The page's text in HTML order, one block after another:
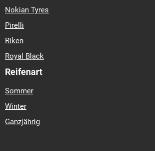
Nokian Tyres
Pirelli
Riken
Royal Black
Reifenart
Sommer
Winter
Ganzjährig